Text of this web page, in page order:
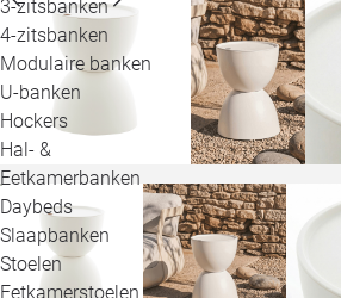
3-zitsbanken
4-zitsbanken
Modulaire banken
U-banken
Hockers
Hal- &
Eetkamerbanken
Daybeds
Slaapbanken
Stoelen
Eetkamerstoelen